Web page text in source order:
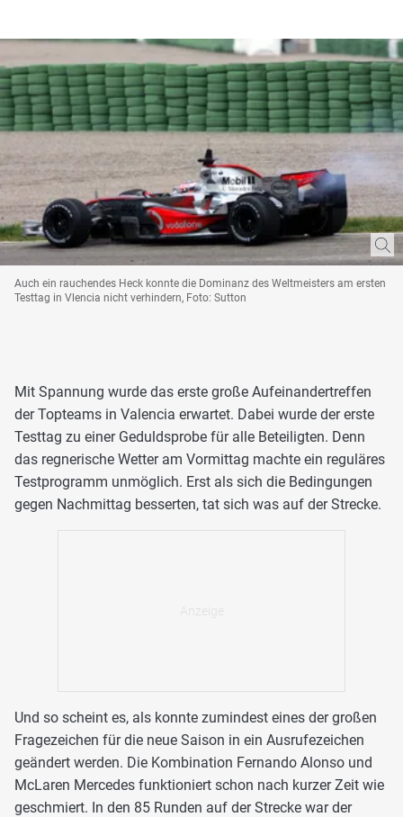
Auch ein rauchendes Heck konnte die Dominanz des Weltmeisters am ersten
Testtag in Vlencia nicht verhindern, Foto: Sutton
Mit Spannung wurde das erste große Aufeinandertreffen
der Topteams in Valencia erwartet. Dabei wurde der erste
Testtag zu einer Geduldsprobe für alle Beteiligten. Denn
das regnerische Wetter am Vormittag machte ein reguläres
Testprogramm unmöglich. Erst als sich die Bedingungen
gegen Nachmittag besserten, tat sich was auf der Strecke.
Und so scheint es, als konnte zumindest eines der großen
Fragezeichen für die neue Saison in ein Ausrufezeichen
geändert werden. Die Kombination Fernando Alonso und
McLaren Mercedes funktioniert schon nach kurzer Zeit wie
geschmiert. In den 85 Runden auf der Strecke war der